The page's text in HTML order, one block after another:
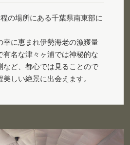
の場所にある千葉県南東部に
幸に恵まれ伊勢海老の漁獲量
有名な津々ヶ浦では神秘的な
など、都心では見ることので
しい絶景に出会えます。